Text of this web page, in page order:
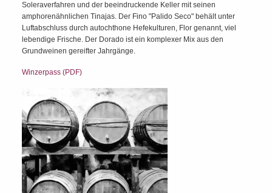
Soleraverfahren und der beeindruckende Keller mit seinen
amphorenähnlichen Tinajas. Der Fino "Palido Seco" behält unter
Luftabschluss durch autochthone Hefekulturen, Flor genannt, viel
lebendige Frische. Der Dorado ist ein komplexer Mix aus den
Grundweinen gereifter Jahrgänge.
Winzerpass (PDF)